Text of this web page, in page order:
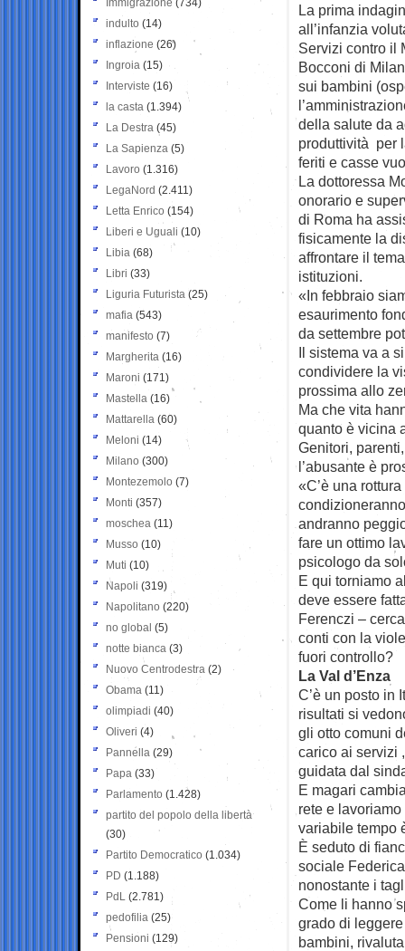
La prima
all’infanzia
Servizi contro il
Bocconi di
sui bambini
della salute da
produttività per
feriti e casse
La dottoressa
onorario e
di Roma ha
fisicamente la
affrontare il
istituzioni.
«In febbraio
esaurimento
da settembre
Il sistema va a
condividere la
prossima allo
Ma che vita
quanto è vicina
Genitori,
l’abusante è
«C’è una
andranno
fare un ottimo
psicologo da
E qui torniamo
deve essere
Ferenczi –
conti con la
fuori controllo?
La Val d’Enza
C’è un posto in
risultati si
gli otto comuni
carico ai servizi
guidata dal
E magari
rete e
variabile tempo
È seduto di
sociale
nonostante i
Come li hanno
grado di
bambini,
Immigrazione (734)
indulto (14)
inflazione (26)
Ingroia (15)
Interviste (16)
la casta (1.394)
La Destra (45)
La Sapienza (5)
Lavoro (1.316)
LegaNord (2.411)
Letta Enrico (154)
Liberi e Uguali (10)
Libia (68)
Libri (33)
Liguria Futurista (25)
mafia (543)
manifesto (7)
Margherita (16)
Maroni (171)
Mastella (16)
Mattarella (60)
Meloni (14)
Milano (300)
Montezemolo (7)
Monti (357)
moschea (11)
Musso (10)
Muti (10)
Napoli (319)
Napolitano (220)
no global (5)
notte bianca (3)
Nuovo Centrodestra (2)
Obama (11)
olimpiadi (40)
Oliveri (4)
Pannella (29)
Papa (33)
Parlamento (1.428)
partito del popolo della libertà
(30)
Partito Democratico (1.034)
PD (1.188)
PdL (2.781)
pedofilia (25)
Pensioni (129)